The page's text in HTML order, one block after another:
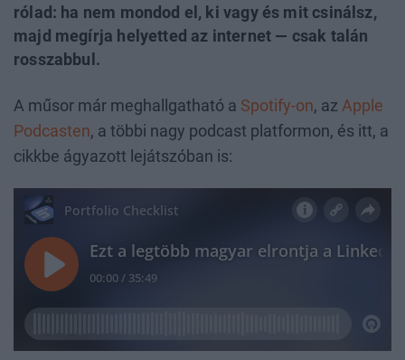
rólad: ha nem mondod el, ki vagy és mit csinálsz,
majd megírja helyetted az internet — csak talán
rosszabbul.
A műsor már meghallgatható a Spotify-on, az Apple
Podcasten, a többi nagy podcast platformon, és itt, a
cikkbe ágyazott lejátszóban is: